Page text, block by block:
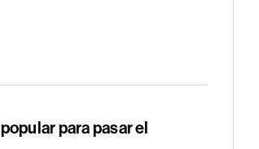
para pasar el